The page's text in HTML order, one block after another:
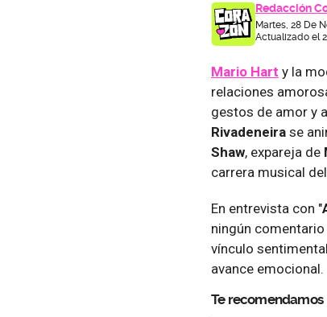
Redacción
Martes, 28 De
Actualizado el
Mario Hart y la
relaciones
gestos de amor y
Rivadeneira se
Shaw, expareja de
carrera musical
En entrevista con "
ningún
vínculo
avance emocional.
Te recomendamos